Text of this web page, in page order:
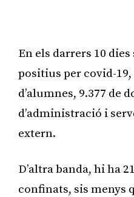
En els darrers 10 dies
positius per covid-19,
d’alumnes, 9.377 de
d’administració i
extern.
D’altra banda, hi ha
confinats, sis menys